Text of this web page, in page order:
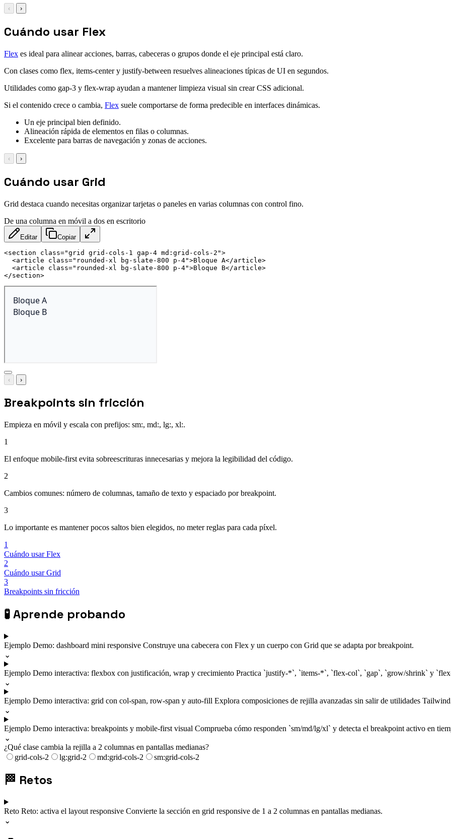
‹ ›
Cuándo usar Flex
Flex es ideal para alinear acciones, barras, cabeceras o grupos donde el eje principal está claro.
Con clases como flex, items-center y justify-between resuelves alineaciones típicas de UI en segundos.
Utilidades como gap-3 y flex-wrap ayudan a mantener limpieza visual sin crear CSS adicional.
Si el contenido crece o cambia, Flex suele comportarse de forma predecible en interfaces dinámicas.
Un eje principal bien definido.
Alineación rápida de elementos en filas o columnas.
Excelente para barras de navegación y zonas de acciones.
‹ ›
Cuándo usar Grid
Grid destaca cuando necesitas organizar tarjetas o paneles en varias columnas con control fino.
De una columna en móvil a dos en escritorio
Editar Copiar
<section class="grid grid-cols-1 gap-4 md:grid-cols-2 ">
<article class=" rounded-xl bg-slate-800 p-4">Bloque A</article>
<article class=" rounded-xl bg-slate-800 p-4">Bloque B</article>
</section>
‹ ›
Breakpoints sin fricción
Empieza en móvil y escala con prefijos: sm:, md:, lg:, xl:.
1
El enfoque mobile-first evita sobreescrituras innecesarias y mejora la legibilidad del código.
2
Cambios comunes: número de columnas, tamaño de texto y espaciado por breakpoint.
3
Lo importante es mantener pocos saltos bien elegidos, no meter reglas para cada píxel.
1
Cuándo usar Flex
2
Cuándo usar Grid
3
Breakpoints sin fricción
🧪Aprende probando
Ejemplo Demo: dashboard mini responsive Construye una cabecera con Flex y un cuerpo con Grid que se adapta por breakpoint.
⌄
Ejemplo Demo interactiva: flexbox con justificación, wrap y crecimiento Practica `justify-*`, `items-*`, `flex-col`, `gap`, `grow/shrink` y
⌄
Ejemplo Demo interactiva: grid con col-span, row-span y auto-fill Explora composiciones de rejilla avanzadas sin salir de utilidades
⌄
Ejemplo Demo interactiva: breakpoints y mobile-first visual Comprueba cómo responden `sm/md/lg/xl` y detecta el breakpoint activo en
⌄
¿Qué clase cambia la rejilla a 2 columnas en pantallas medianas?
grid-cols-2
lg:grid-2 md:grid-cols-2 sm:grid-cols-2
🏁 Retos
Reto Reto: activa el layout responsive Convierte la sección en grid responsive de 1 a 2 columnas en pantallas medianas.
⌄